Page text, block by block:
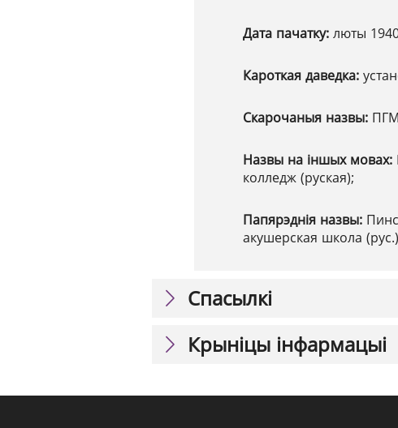
Дата пачатку: люты
Кароткая даведка:
Скарочаныя назвы:
Назвы на іншых мовах:
колледж (руская);
Папярэднія назвы:
акушерская школа (рус.)
Спасылкі
Крыніцы інфармацыі